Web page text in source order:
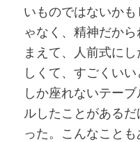
いものではないか
ゃなく、精神だか
まえて、人前式に
しくて、すごくい
しか座れないテー
ルしたことがある
った。こんなこと